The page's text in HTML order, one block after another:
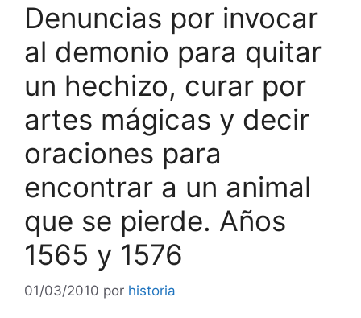
Denuncias por invocar
al demonio para quitar
un hechizo, curar por
artes mágicas y decir
oraciones para
encontrar a un animal
que se pierde. Años
1565 y 1576
01/03/2010 por historia